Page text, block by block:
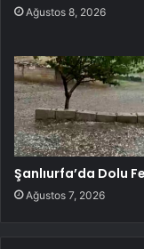
Ağustos 8, 2026
Şanlıurfa’da Dolu
Ağustos 7, 2026